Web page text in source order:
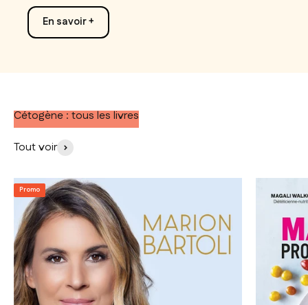
En savoir +
Cétogène : tous les livres
Tout voir
Promo